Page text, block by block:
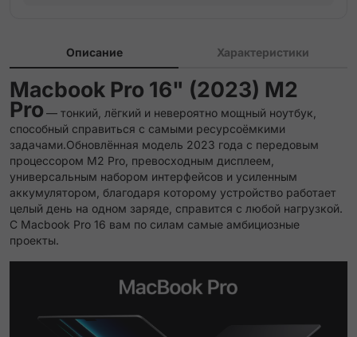
Описание Характеристики
Macbook Pro 16" (2023) M2
Pro — тонкий, лёгкий и невероятно мощный ноутбук,
способный справиться с самыми ресурсоёмкими
задачами.Обновлённая модель 2023 года с передовым
процессором M2 Pro, превосходным дисплеем,
универсальным набором интерфейсов и усиленным
аккумулятором, благодаря которому устройство работает
целый день на одном заряде, справится с любой нагрузкой.
С Macbook Pro 16 вам по силам самые амбициозные
проекты.